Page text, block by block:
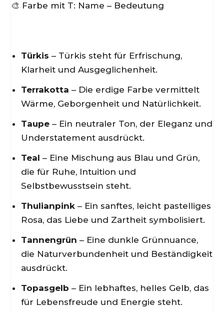
🎨 Farbe mit T: Name – Bedeutung
Türkis – Türkis steht für Erfrischung,
Klarheit und Ausgeglichenheit.
Terrakotta – Die erdige Farbe vermittelt
Wärme, Geborgenheit und Natürlichkeit.
Taupe– Ein neutraler Ton, der Eleganz und
Understatement ausdrückt.
Teal – Eine Mischung aus Blau und Grün,
die für Ruhe, Intuition und
Selbstbewusstsein steht.
Thulianpink– Ein sanftes, leicht pastelliges
Rosa, das Liebe und Zartheit symbolisiert.
Tannengrün – Eine dunkle Grünnuance,
die Naturverbundenheit und Beständigkeit
ausdrückt.
Topasgelb – Ein lebhaftes, helles Gelb, das
für Lebensfreude und Energie steht.